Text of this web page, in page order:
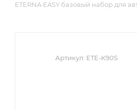
ETERNA EASY базовый набор для
Артикул: ETE-K90S